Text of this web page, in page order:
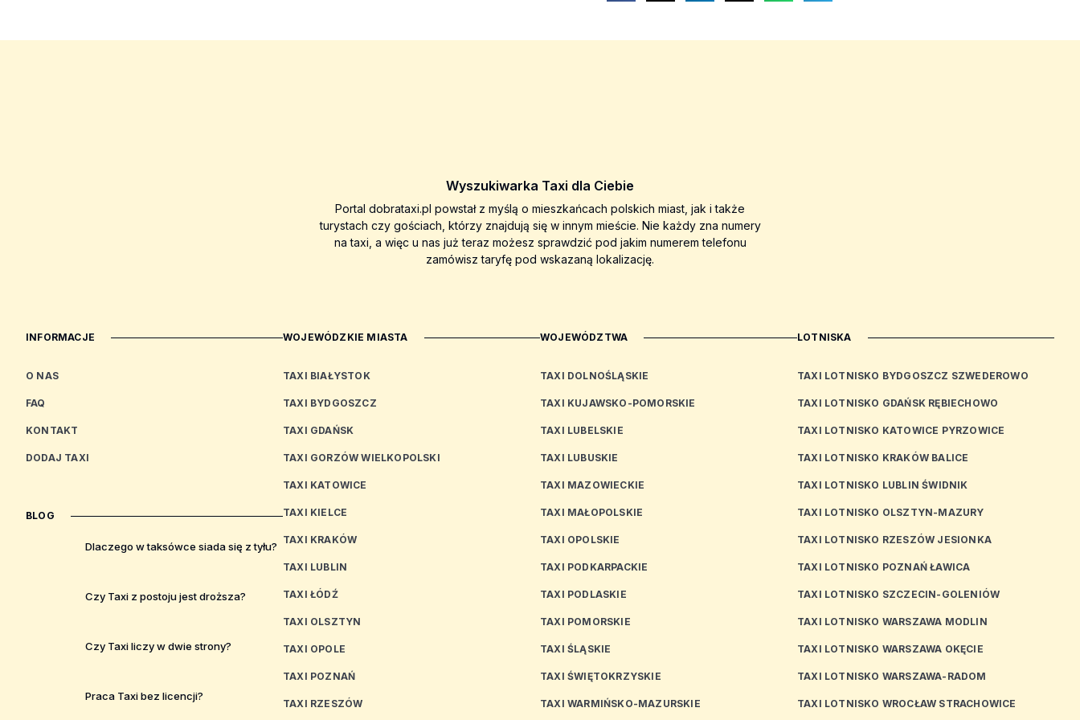
Wyszukiwarka Taxi dla Ciebie
Portal dobrataxi.pl powstał z myślą o mieszkańcach polskich miast, jak i także
turystach czy gościach, którzy znajdują się w innym mieście. Nie każdy zna numery
na taxi, a więc u nas już teraz możesz sprawdzić pod jakim numerem telefonu
zamówisz taryfę pod wskazaną lokalizację.
INFORMACJE
O NAS
FAQ
KONTAKT
DODAJ TAXI
BLOG
Dlaczego w taksówce siada się z tyłu?
Czy Taxi z postoju jest droższa?
Czy Taxi liczy w dwie strony?
Praca Taxi bez licencji?
WOJEWÓDZKIE MIASTA
TAXI BIAŁYSTOK
TAXI BYDGOSZCZ
TAXI GDAŃSK
TAXI GORZÓW WIELKOPOLSKI
TAXI KATOWICE
TAXI KIELCE
TAXI KRAKÓW
TAXI LUBLIN
TAXI ŁÓDŹ
TAXI OLSZTYN
TAXI OPOLE
TAXI POZNAŃ
TAXI RZESZÓW
WOJEWÓDZTWA
TAXI DOLNOŚLĄSKIE
TAXI KUJAWSKO-POMORSKIE
TAXI LUBELSKIE
TAXI LUBUSKIE
TAXI MAZOWIECKIE
TAXI MAŁOPOLSKIE
TAXI OPOLSKIE
TAXI PODKARPACKIE
TAXI PODLASKIE
TAXI POMORSKIE
TAXI ŚLĄSKIE
TAXI ŚWIĘTOKRZYSKIE
TAXI WARMIŃSKO-MAZURSKIE
LOTNISKA
TAXI LOTNISKO BYDGOSZCZ SZWEDEROWO
TAXI LOTNISKO GDAŃSK RĘBIECHOWO
TAXI LOTNISKO KATOWICE PYRZOWICE
TAXI LOTNISKO KRAKÓW BALICE
TAXI LOTNISKO LUBLIN ŚWIDNIK
TAXI LOTNISKO OLSZTYN-MAZURY
TAXI LOTNISKO RZESZÓW JESIONKA
TAXI LOTNISKO POZNAŃ ŁAWICA
TAXI LOTNISKO SZCZECIN-GOLENIÓW
TAXI LOTNISKO WARSZAWA MODLIN
TAXI LOTNISKO WARSZAWA OKĘCIE
TAXI LOTNISKO WARSZAWA-RADOM
TAXI LOTNISKO WROCŁAW STRACHOWICE